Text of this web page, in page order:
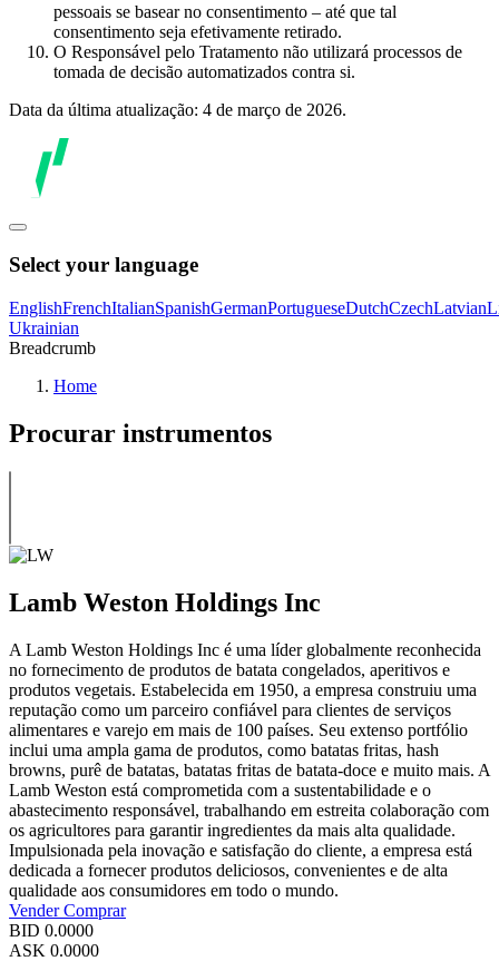
pessoais se basear no consentimento – até que tal
consentimento seja efetivamente retirado.
O Responsável pelo Tratamento não utilizará processos de
tomada de decisão automatizados contra si.
Data da última atualização: 4 de março de 2026.
Select your language
EnglishFrenchItalianSpanishGermanPortugueseDutchCzechLatvian
Ukrainian
Breadcrumb
Home
Procurar instrumentos
Lamb Weston Holdings Inc
A Lamb Weston Holdings Inc é uma líder globalmente reconhecida
no fornecimento de produtos de batata congelados, aperitivos e
produtos vegetais. Estabelecida em 1950, a empresa construiu uma
reputação como um parceiro confiável para clientes de serviços
alimentares e varejo em mais de 100 países. Seu extenso portfólio
inclui uma ampla gama de produtos, como batatas fritas, hash
browns, purê de batatas, batatas fritas de batata-doce e muito mais. A
Lamb Weston está comprometida com a sustentabilidade e o
abastecimento responsável, trabalhando em estreita colaboração com
os agricultores para garantir ingredientes da mais alta qualidade.
Impulsionada pela inovação e satisfação do cliente, a empresa está
dedicada a fornecer produtos deliciosos, convenientes e de alta
qualidade aos consumidores em todo o mundo.
VenderComprar
BID 0.0000
ASK 0.0000